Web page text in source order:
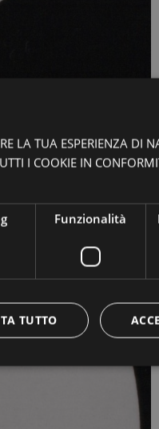
LA TUA ESPERIENZA DI
I COOKIE IN
Funzionalità
TUTTO